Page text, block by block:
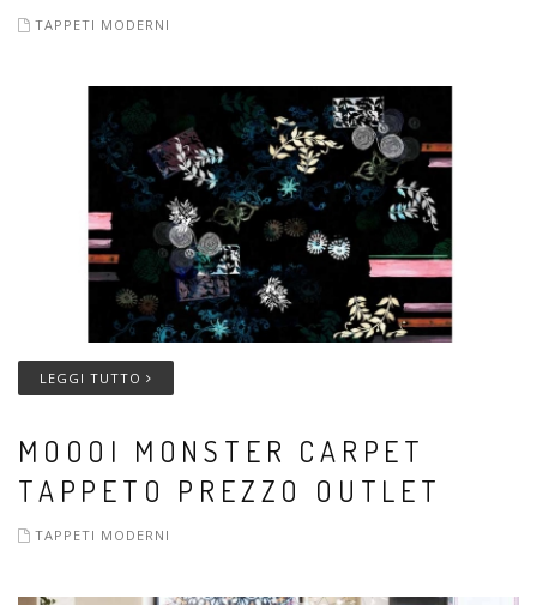
TAPPETI MODERNI
LEGGI TUTTO
MOOOI MONSTER CARPET
TAPPETO PREZZO OUTLET
TAPPETI MODERNI